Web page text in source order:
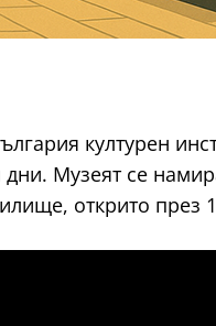
културен
Музеят се
открито през